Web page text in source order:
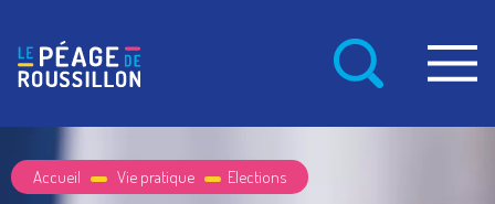
Accueil Vie pratique Elections